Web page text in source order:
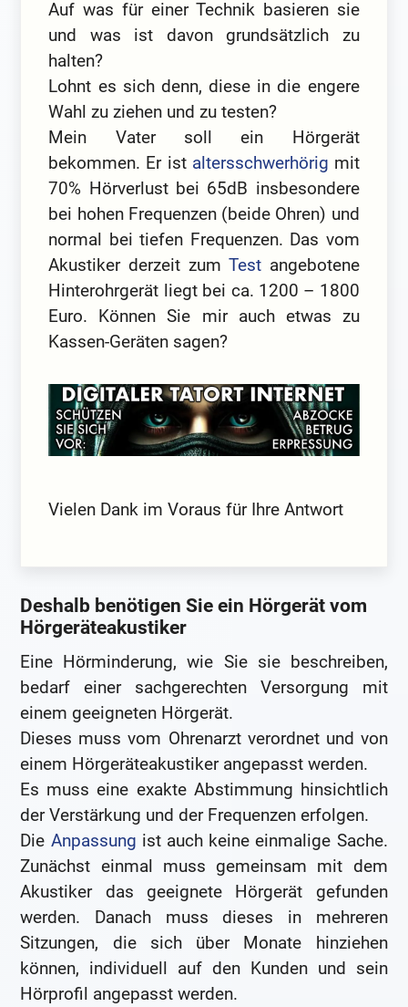
Auf was für einer Technik basieren sie
und was ist davon grundsätzlich zu
halten?
Lohnt es sich denn, diese in die engere
Wahl zu ziehen und zu testen?
Mein Vater soll ein Hörgerät
bekommen. Er ist altersschwerhörig mit
70% Hörverlust bei 65dB insbesondere
bei hohen Frequenzen (beide Ohren) und
normal bei tiefen Frequenzen. Das vom
Akustiker derzeit zumTest angebotene
Hinterohrgerät liegt bei ca. 1200 – 1800
Euro. Können Sie mir auch etwas zu
Kassen-Geräten sagen?
Vielen Dank im Voraus für Ihre Antwort
Deshalb benötigen Sie ein Hörgerät vom
Hörgeräteakustiker
Eine Hörminderung, wie Sie sie beschreiben,
bedarf einer sachgerechten Versorgung mit
einem geeigneten Hörgerät.
Dieses muss vom Ohrenarzt verordnet und von
einem Hörgeräteakustiker angepasst werden.
Es muss eine exakte Abstimmung hinsichtlich
der Verstärkung und der Frequenzen erfolgen.
Die Anpassung ist auch keine einmalige Sache.
Zunächst einmal muss gemeinsam mit dem
Akustiker das geeignete Hörgerät gefunden
werden. Danach muss dieses in mehreren
Sitzungen, die sich über Monate hinziehen
können, individuell auf den Kunden und sein
Hörprofil angepasst werden.